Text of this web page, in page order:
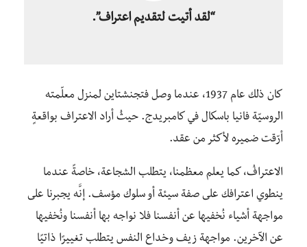
“لقد أتيت لتقديم اعتراف”.
كان ذلك عام 1937، عندما وصل فتجنشتاين لمنزل معلّمته
الروسيّة فانيا باسكال في كامبريدج. حيثُ أراد الاعتراف بواقعةٍ
أرّقت ضميره لأكثر من عقد.
الاعترافُ، كما يعلم معظمنا، يتطلب الشجاعة، خاصةً عندما
ينطوي اعترافك على صفة سيئة أو سلوك مؤسف. إنَّه يجبرنا على
مواجهة أشياء نُخفيها عن أنفسنا فلا نواجه بها أنفسنا ونُخفيها
عن الآخرين. مواجهة زيف وخداع النفس يتطلب تغييرًا ذاتيًا